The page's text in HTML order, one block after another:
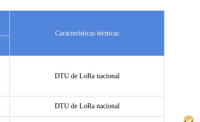
Características técnicas
DTU de LoRa nacional
DTU de LoRa nacional